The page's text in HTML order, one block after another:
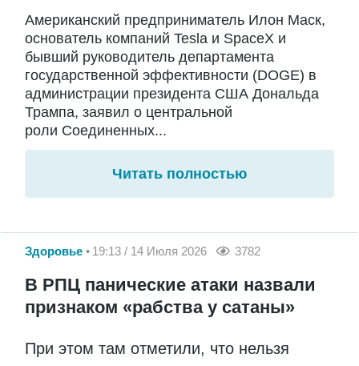
Американский предприниматель Илон Маск,
основатель компаний Tesla и SpaceX и
бывший руководитель департамента
государственной эффективности (DOGE) в
администрации президента США Дональда
Трампа, заявил о центральной
роли Соединенных...
Читать полностью
Здоровье 19:13 / 14 Июля 2026 3782
В РПЦ панические атаки назвали
признаком «рабства у сатаны»
При этом там отметили, что нельзя